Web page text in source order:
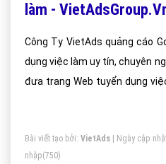
làm -
Công Ty VietAds quảng cáo
dụng việc làm uy tín, chuyên
đưa trang Web tuyển dụng
Bài viết tạo bởi: VietAds | Ngày cập
nhập(750)